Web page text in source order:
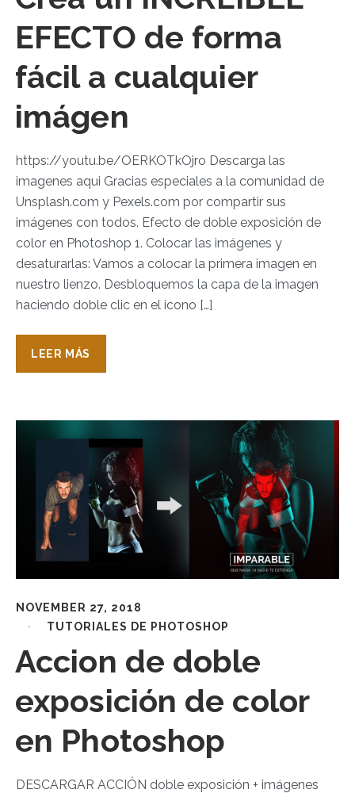
EFECTO de forma
fácil a cualquier
imágen
https://youtu.be/OERKOTkOjro Descarga las
imagenes aqui Gracias especiales a la comunidad de
Unsplash.com y Pexels.com por compartir sus
imágenes con todos. Efecto de doble exposición de
color en Photoshop 1. Colocar las imágenes y
desaturarlas: Vamos a colocar la primera imagen en
nuestro lienzo. Desbloquemos la capa de la imagen
haciendo doble clic en el icono […]
LEER MÁS
NOVEMBER 27, 2018
TUTORIALES DE PHOTOSHOP
Accion de doble
exposición de color
en Photoshop
DESCARGAR ACCIÓN doble exposición + imágenes